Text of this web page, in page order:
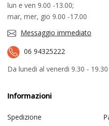
lun e ven 9.00 -13.00;
mar, mer, gio 9.00 -17.00
Messaggio immediato
06 94325222
Da lunedi al venerdi 9.30 - 19.30
Informazioni
Spedizione